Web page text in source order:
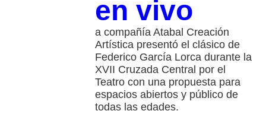
en vivo
a compañía Atabal Creación
Artística presentó el clásico de
Federico García Lorca durante la
XVII Cruzada Central por el
Teatro con una propuesta para
espacios abiertos y público de
todas las edades.